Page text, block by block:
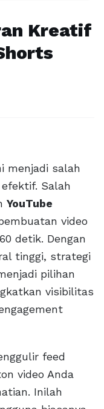
Kreatif
menjadi salah
Salah
YouTube
video
detik. Dengan
tinggi, strategi
pilihan
visibilitas
feed
video Anda
Inilah